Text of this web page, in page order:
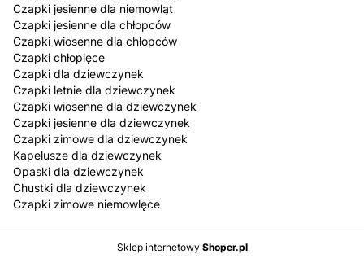
Czapki jesienne dla niemowląt
Czapki jesienne dla chłopców
Czapki wiosenne dla chłopców
Czapki chłopięce
Czapki dla dziewczynek
Czapki letnie dla dziewczynek
Czapki wiosenne dla dziewczynek
Czapki jesienne dla dziewczynek
Czapki zimowe dla dziewczynek
Kapelusze dla dziewczynek
Opaski dla dziewczynek
Chustki dla dziewczynek
Czapki zimowe niemowlęce
Sklep internetowy Shoper.pl